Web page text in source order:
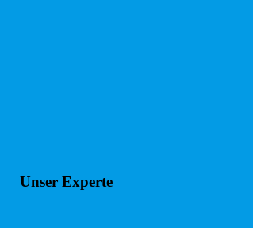
Unser Experte